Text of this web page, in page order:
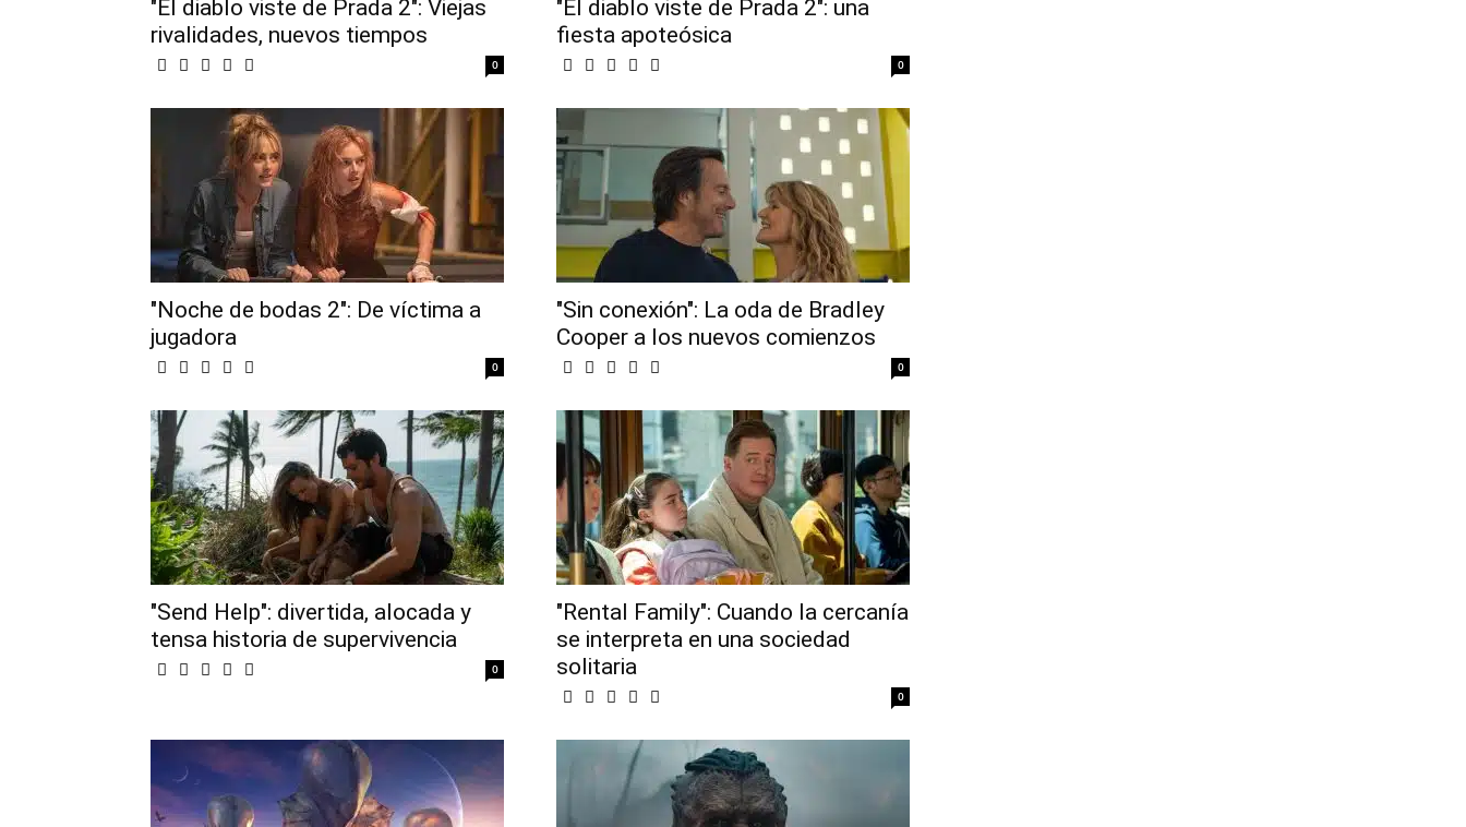
"El diablo viste de Prada 2": Viejas
rivalidades, nuevos tiempos
0
"El diablo viste de Prada 2": una
fiesta apoteósica
0
"Noche de bodas 2": De víctima a
jugadora
0
"Sin conexión": La oda de Bradley
Cooper a los nuevos comienzos
0
"Send Help": divertida, alocada y
tensa historia de supervivencia
0
"Rental Family": Cuando la cercanía
se interpreta en una sociedad
solitaria
0